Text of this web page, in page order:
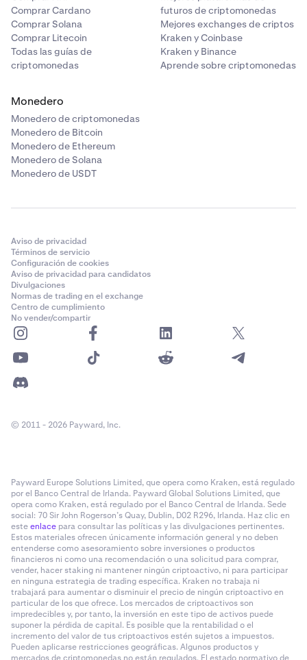
Comprar Cardano
Comprar Solana
Comprar Litecoin
Todas las guías de
criptomonedas
futuros de criptomonedas
Mejores exchanges de criptos
Kraken y Coinbase
Kraken y Binance
Aprende sobre criptomonedas
Monedero
Monedero de criptomonedas
Monedero de Bitcoin
Monedero de Ethereum
Monedero de Solana
Monedero de USDT
Aviso de privacidad
Términos de servicio
Configuración de cookies
Aviso de privacidad para candidatos
Divulgaciones
Normas de trading en el exchange
Centro de cumplimiento
No vender/compartir
© 2011 - 2026 Payward, Inc.
Payward Europe Solutions Limited, que opera como Kraken, está regulado
por el Banco Central de Irlanda. Payward Global Solutions Limited, que
opera como Kraken, está regulado por el Banco Central de Irlanda. Sede
social: 70 Sir John Rogerson’s Quay, Dublin, D02 R296, Irlanda. Haz clic en
esteenlace para consultar las políticas y las divulgaciones pertinentes.
Estos materiales ofrecen únicamente información general y no deben
entenderse como asesoramiento sobre inversiones o productos
financieros ni como una recomendación o una solicitud para comprar,
vender, hacer staking ni mantener ningún criptoactivo, ni para participar
en ninguna estrategia de trading específica. Kraken no trabaja ni
trabajará para aumentar o disminuir el precio de ningún criptoactivo en
particular de los que ofrece. Los mercados de criptoactivos son
impredecibles y, por tanto, la inversión en este tipo de activos puede
suponer la pérdida de capital. Es posible que la rentabilidad o el
incremento del valor de tus criptoactivos estén sujetos a impuestos.
Pueden aplicarse restricciones geográficas. Algunos productos y